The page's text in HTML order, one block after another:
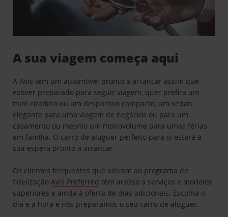
A sua viagem começa aqui
A Avis tem um automóvel pronto a arrancar assim que
estiver preparado para seguir viagem, quer prefira um
mini citadino ou um desportivo compacto, um sedan
elegante para uma viagem de negócios ou para um
casamento ou mesmo um monovolume para umas férias
em família. O carro de aluguer perfeito para si estará à
sua espera pronto a arrancar.
Os clientes frequentes que adiram ao programa de
fidelizaçãoAvis Preferred têm acesso a serviços e modelos
superiores e ainda à oferta de dias adicionais. Escolha o
dia e a hora e nós preparamos o seu carro de aluguer.